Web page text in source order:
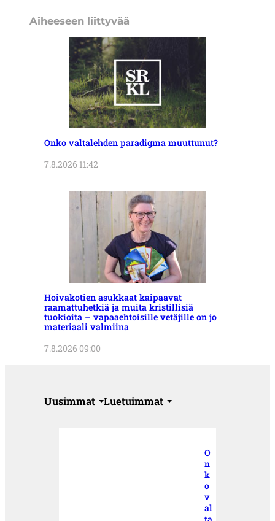
Aiheeseen liittyvää
Onko valtalehden paradigma muuttunut?
7.8.2026 11:42
Hoivakotien asukkaat kaipaavat
raamattuhetkiä ja muita kristillisiä
tuokioita – vapaaehtoisille vetäjille on jo
materiaali valmiina
7.8.2026 09:00
Uusimmat Luetuimmat
O
n
k
o
v
al